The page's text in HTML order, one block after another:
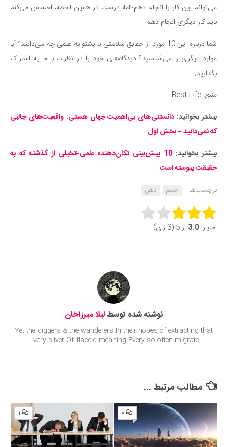
می‌توانم این کار را انجام دهم؛ اما، درست در همین لحظه، احساس می‌کنم
باید کار دیگری انجام دهم.
شما درباره این 10 مورد از حقایق سلامتی با پشتوانه علمی چه می‌دانید؟ آیا
موارد دیگری را می‌شناسید؟ دیدگاه‌های خود را در نظرات با ما به اشتراک
بگذارید.
منبع: Best Life
بیشتر بخوانید: دانستنی‌های بی‌اهمیت جهان هستی: واقعیت‌های جالبی
که نمی‌دانید – بخش اول
بیشتر بخوانید:
10 پیش‌بینی تکان‌دهنده علمی-تخیلی از گذشته که به
حقیقت پیوسته است
برچسب‌ها:
جسم ذهن
Rate this item:
امتیاز: 3.0 از 5 (3 رای)
نوشته شده توسطلیلا میرزاخان
Yet the diggers & the wanderers In their hopes of extracting that
very sliver Of flaccid meaning Every so often migrate...
مطالب مرتبط ...
۰ ۱